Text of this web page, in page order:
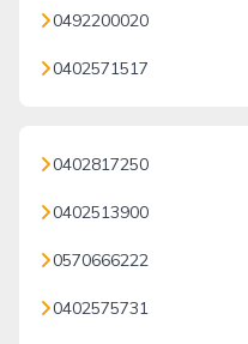
0492200020
0402571517
0402817250
0402513900
0570666222
0402575731